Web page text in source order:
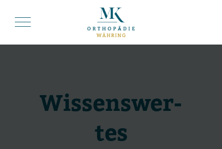
Wis­sens­wer­
tes